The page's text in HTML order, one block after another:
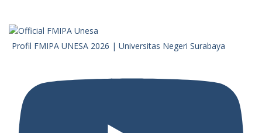
Profil FMIPA UNESA 2026 | Universitas Negeri Surabaya